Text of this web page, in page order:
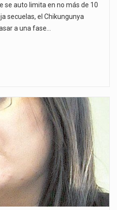
se auto limita en no más de 10
secuelas, el Chikungunya
a una fase…